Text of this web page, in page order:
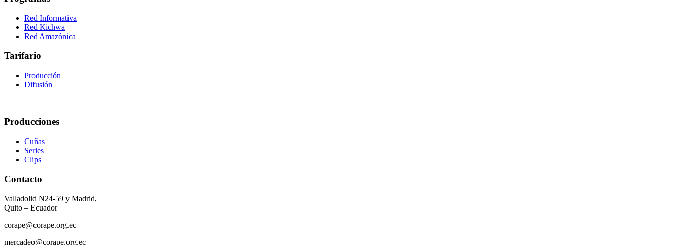
Red Informativa
Red Kichwa
Red Amazónica
Tarifario
Producción
Difusión
Producciones
Cuñas
Series
Clips
Contacto
Valladolid N24-59 y Madrid,
Quito – Ecuador
corape@corape.org.ec
mercadeo@corape.org.ec